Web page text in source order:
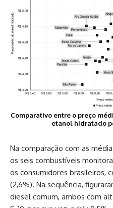
Comparativo entre o preço
etanol hidratado
Na comparação com as
os seis combustíveis
os consumidores brasileiros,
(2,6%). Na sequência,
diesel comum, ambos com